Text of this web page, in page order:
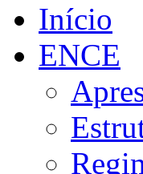
Início
ENCE